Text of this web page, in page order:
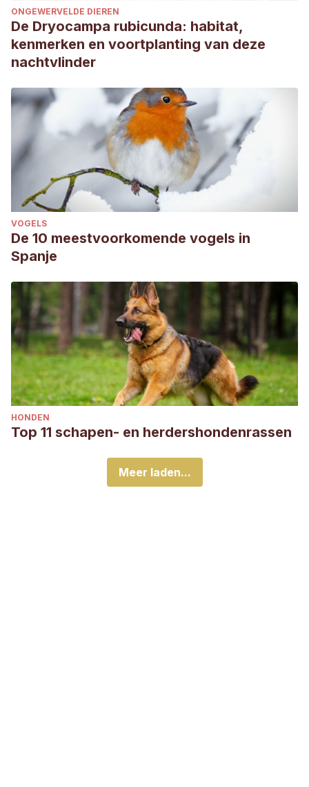
ONGEWERVELDE DIEREN
De Dryocampa rubicunda: habitat,
kenmerken en voortplanting van deze
nachtvlinder
VOGELS
De 10 meestvoorkomende vogels in
Spanje
HONDEN
Top 11 schapen- en herdershondenrassen
Meer laden...